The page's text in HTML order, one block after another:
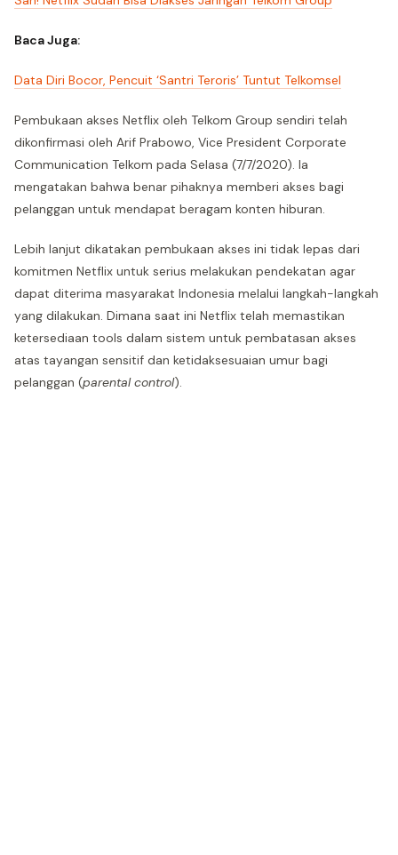
Baca Juga:
Data Diri Bocor, Pencuit ‘Santri Teroris’ Tuntut Telkomsel
Pembukaan akses Netflix oleh Telkom Group sendiri telah
dikonfirmasi oleh Arif Prabowo, Vice President Corporate
Communication Telkom pada Selasa (7/7/2020). Ia
mengatakan bahwa benar pihaknya memberi akses bagi
pelanggan untuk mendapat beragam konten hiburan.
Lebih lanjut dikatakan pembukaan akses ini tidak lepas dari
komitmen Netflix untuk serius melakukan pendekatan agar
dapat diterima masyarakat Indonesia melalui langkah-langkah
yang dilakukan. Dimana saat ini Netflix telah memastikan
ketersediaan tools dalam sistem untuk pembatasan akses
atas tayangan sensitif dan ketidaksesuaian umur bagi
pelanggan (parental control).